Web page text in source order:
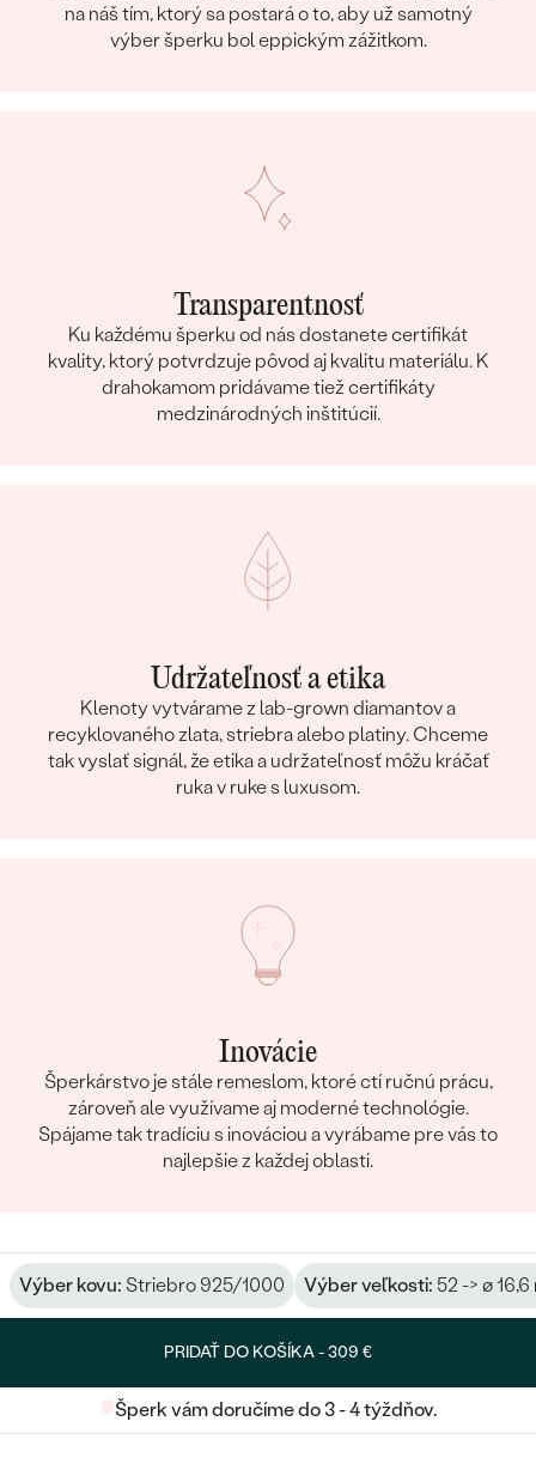
na náš tím, ktorý sa postará o to, aby už samotný
výber šperku bol eppickým zážitkom.
Transparentnosť
Ku každému šperku od nás dostanete certifikát
kvality, ktorý potvrdzuje pôvod aj kvalitu materiálu. K
drahokamom pridávame tiež certifikáty
medzinárodných inštitúcií.
Udržateľnosť a etika
Klenoty vytvárame z lab-grown diamantov a
recyklovaného zlata, striebra alebo platiny. Chceme
tak vyslať signál, že etika a udržateľnosť môžu kráčať
ruka v ruke s luxusom.
Inovácie
Šperkárstvo je stále remeslom, ktoré ctí ručnú prácu,
zároveň ale využívame aj moderné technológie.
Spájame tak tradíciu s inováciou a vyrábame pre vás to
najlepšie z každej oblasti.
Výber kovu: Striebro 925/1000 Výber veľkosti: 52 -> ø
PRIDAŤ DO KOŠÍKA -309 €
Šperk vám doručíme do 3 - 4 týždňov.